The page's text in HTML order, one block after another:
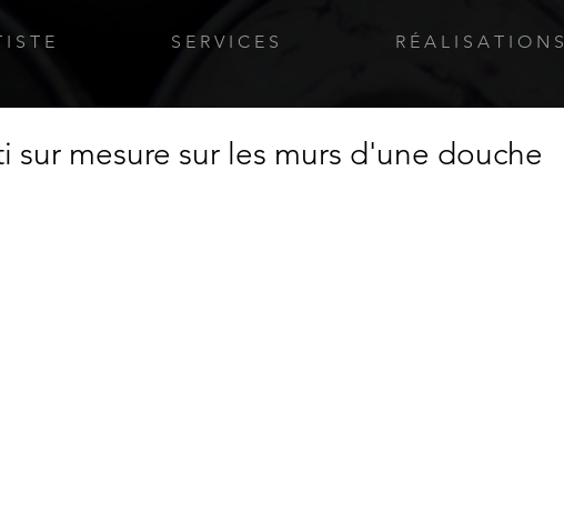
I S T E S E R V I C E S R É A L I S A T I O N S
sur mesure sur les murs d'une douche